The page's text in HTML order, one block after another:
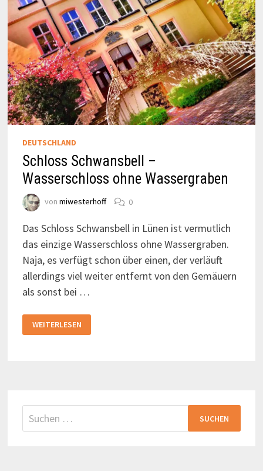
DEUTSCHLAND
Schloss Schwansbell –
Wasserschloss ohne Wassergraben
von miwesterhoff 0
Das Schloss Schwansbell in Lünen ist vermutlich
das einzige Wasserschloss ohne Wassergraben.
Naja, es verfügt schon über einen, der verläuft
allerdings viel weiter entfernt von den Gemäuern
als sonst bei …
SCHWANSBELL
–
WEITERLESEN
Suchen
nach: